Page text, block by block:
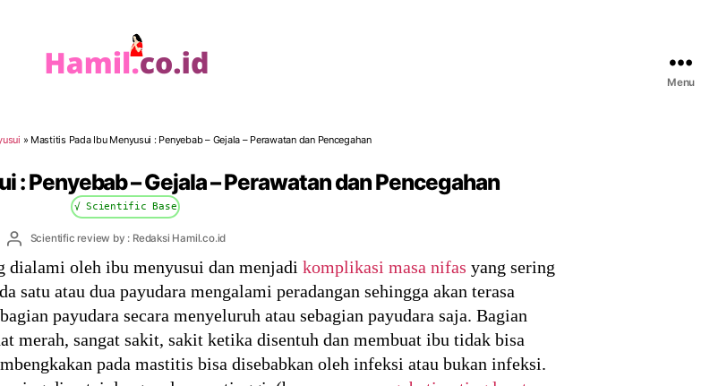
Menu
» Mastitis Pada Ibu Menyusui : Penyebab – Gejala – Perawatan dan Pencegahan
: Penyebab – Gejala – Perawatan dan Pencegahan
√ Scientific Base
PostScientific review by : Redaksi Hamil.co.id
dialami oleh ibu menyusui dan menjadi komplikasi masa nifas yang sering
satu atau dua payudara mengalami peradangan sehingga akan terasa
payudara secara menyeluruh atau sebagian payudara saja. Bagian
merah, sangat sakit, sakit ketika disentuh dan membuat ibu tidak bisa
pada mastitis bisa disebabkan oleh infeksi atau bukan infeksi.